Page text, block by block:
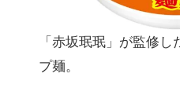
「赤坂珉珉」が監修
プ麺。